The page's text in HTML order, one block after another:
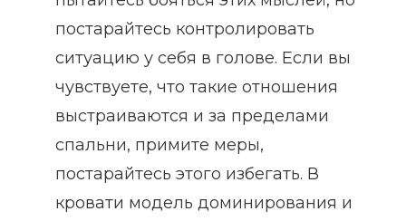
постарайтесь контролировать
ситуацию у себя в голове. Если вы
чувствуете, что такие отношения
выстраиваются и за пределами
спальни, примите меры,
постарайтесь этого избегать. В
кровати модель доминирования и